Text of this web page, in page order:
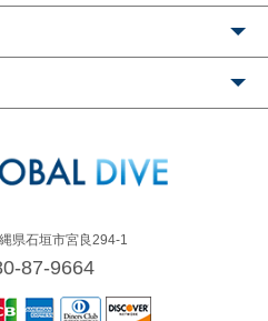
県石垣市宮良294-1
87-9664